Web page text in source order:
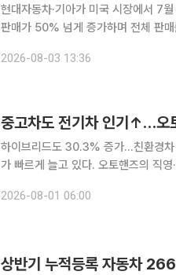
현대자동차·기아가 미국 시장에서 7
판매가 50% 넘게 증가하며 전체 판
5.0% 증가했다고 3일 밝혔다. 현대
2026-08-03 13:36
중고차도 전기차 인기↑…오
하이브리드도 30.3% 증가…친환경차 비중 23.2% 중고차 시장에서
가 빠르게 늘고 있다. 오토핸즈의 직
는 소비자가 늘고 다양한 모델이 유입
2026-08-01 06:00
상반기 누적등록 자동차